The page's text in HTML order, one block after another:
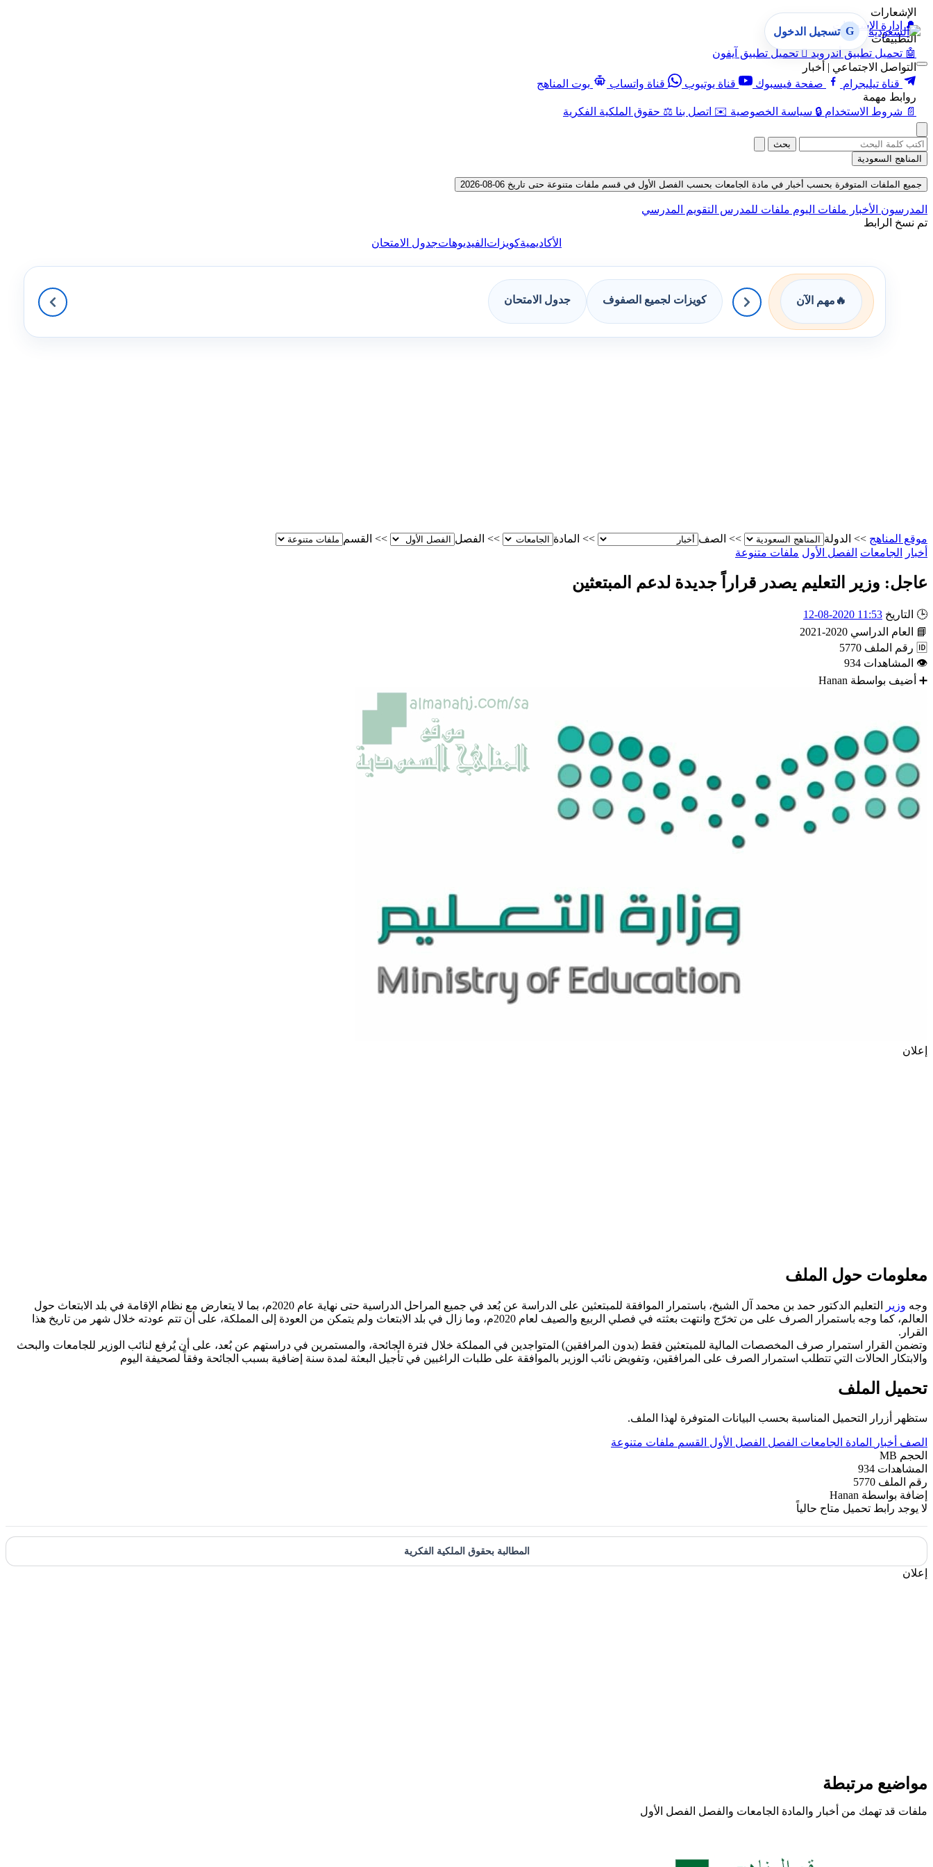
الإشعارات
🔔 إدارة الإشعارات
التطبيقات
🤖 تحميل تطبيق أندرويد  تحميل تطبيق آيفون
التواصل الاجتماعي | أخبار
قناة تيليجرام
صفحة فيسبوك قناة يوتيوب قناة واتساب
بوت المناهج
روابط مهمة
📄 شروط الاستخدام 🔒 سياسة الخصوصية ✉️ اتصل بنا ⚖️ حقوق الملكية الفكرية
G تسجيل الدخول
بحث
المناهج السعودية
جميع الملفات المتوفرة بحسب أخبار في مادة الجامعات بحسب الفصل الأول في قسم ملفات متنوعة حتى تاريخ 06-08-2026
المدرسون الأخبار ملفات اليوم ملفات للمدرس التقويم المدرسي
تم نسخ الرابط
الأكاديميةكويزات الفيديوهاتجدول الامتحان
🔥 مهم الآن كويزات لجميع الصفوف جدول الامتحان
موقع المناهج >> الدولة >> الصف >> المادة >> الفصل >> القسم
أخبار
الجامعات الفصل الأول ملفات متنوعة
عاجل: وزير التعليم يصدر قراراً جديدة لدعم المبتعثين
🕒 التاريخ 11:53 2020-08-12
📘
العام الدراسي 2020-2021
🆔 رقم الملف 5770
👁 المشاهدات 934
➕ أضيف بواسطة Hanan
إعلان
معلومات حول الملف
وجه وزير
التعليم الدكتور حمد بن محمد آل الشيخ، باستمرار الموافقة للمبتعثين على الدراسة عن بُعد في جميع المراحل الدراسية حتى نهاية عام 2020م، بما لا يتعارض مع نظام الإقامة في بلد الابتعاث حول
العالم، كما وجه باستمرار الصرف على من تخرّج وانتهت بعثته في فصلي الربيع والصيف لعام 2020م، وما زال في بلد الابتعاث ولم يتمكن من العودة إلى المملكة، على أن تتم عودته خلال شهر من تاريخ هذا
القرار.
وتضمن القرار استمرار صرف المخصصات المالية للمبتعثين فقط (بدون المرافقين) المتواجدين في المملكة خلال فترة الجائحة، والمستمرين في دراستهم عن بُعد، على أن يُرفع لنائب الوزير للجامعات والبحث
والابتكار الحالات التي تتطلب استمرار الصرف على المرافقين، وتفويض نائب الوزير بالموافقة على طلبات الراغبين في تأجيل البعثة لمدة سنة إضافية بسبب الجائحة وفقاً لصحيفة اليوم
تحميل الملف
ستظهر أزرار التحميل المناسبة بحسب البيانات المتوفرة لهذا الملف.
الصف أخبار المادة الجامعات الفصل الفصل الأول القسم ملفات متنوعة
الحجم MB
المشاهدات 934
رقم الملف 5770
إضافة بواسطة Hanan
لا يوجد رابط تحميل متاح حالياً
المطالبة بحقوق الملكية الفكرية
إعلان
مواضيع مرتبطة
ملفات قد تهمك من أخبار والمادة الجامعات والفصل الفصل الأول